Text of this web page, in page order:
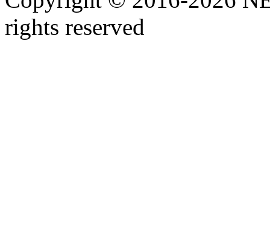
rights reserved